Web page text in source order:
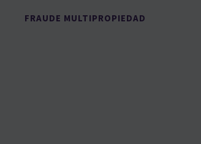
FRAUDE MULTIPROPIEDAD